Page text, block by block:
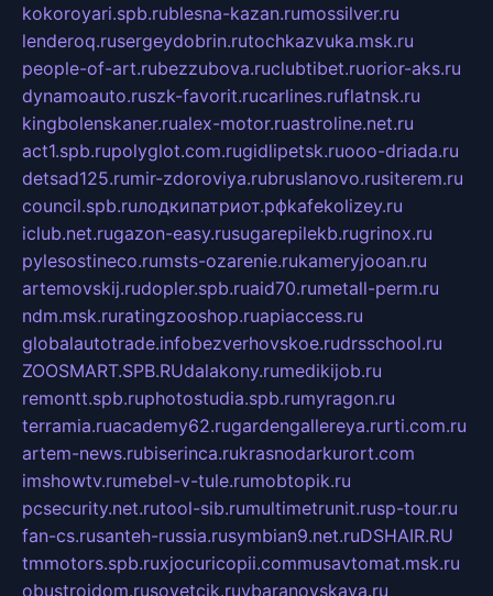
kokoroyari.spb.rublesna-kazan.rumossilver.ru
lenderoq.rusergeydobrin.rutochkazvuka.msk.ru
people-of-art.rubezzubova.ruclubtibet.ruorior-aks.ru
dynamoauto.ruszk-favorit.rucarlines.ruflatnsk.ru
kingbolenskaner.rualex-motor.ruastroline.net.ru
act1.spb.rupolyglot.com.rugidlipetsk.ruooo-driada.ru
detsad125.rumir-zdoroviya.rubruslanovo.rusiterem.ru
council.spb.ruлодкипатриот.рфkafekolizey.ru
iclub.net.rugazon-easy.rusugarepilekb.rugrinox.ru
pylesostineco.rumsts-ozarenie.rukameryjooan.ru
artemovskij.rudopler.spb.ruaid70.rumetall-perm.ru
ndm.msk.ruratingzooshop.ruapiaccess.ru
globalautotrade.infobezverhovskoe.rudrsschool.ru
ZOOSMART.SPB.RUdalakony.rumedikijob.ru
remontt.spb.ruphotostudia.spb.rumyragon.ru
terramia.ruacademy62.rugardengallereya.rurti.com.ru
artem-news.rubiserinca.rukrasnodarkurort.com
imshowtv.rumebel-v-tule.rumobtopik.ru
pcsecurity.net.rutool-sib.rumultimetrunit.rusp-tour.ru
fan-cs.rusanteh-russia.rusymbian9.net.ruDSHAIR.RU
tmmotors.spb.ruxjocuricopii.commusavtomat.msk.ru
obustrojdom.rusovetcik.ruybaranovskaya.ru